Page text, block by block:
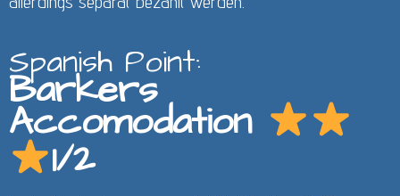
Spanish Point:
Barkers
Accomodation
1/2